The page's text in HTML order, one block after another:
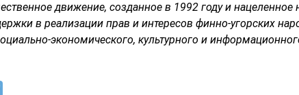
движение, созданное в 1992 году и нацеленное
в реализации прав и интересов финно-угорских
экономического, культурного и